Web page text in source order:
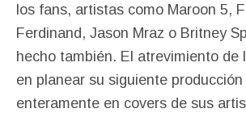
los fans, artistas como Maroon 5,
Ferdinand, Jason Mraz o Britney
hecho también. El atrevimiento de
en planear su siguiente
enteramente en covers de sus